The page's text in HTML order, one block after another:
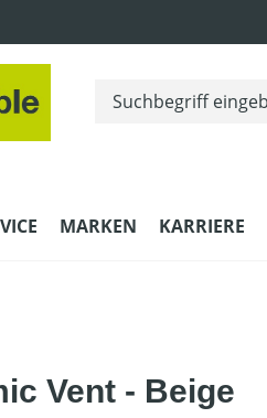
MARKEN KARRIERE
Vent - Beige